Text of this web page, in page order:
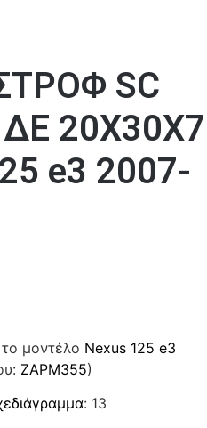
SC
20Χ30Χ7
e3 2007-
μοντέλο Nexus 125 e3
ZAPM355)
: 13